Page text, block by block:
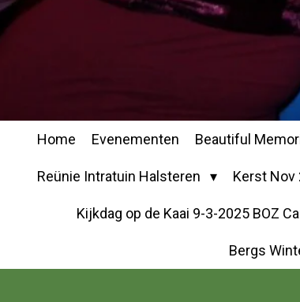
Home Evenementen Beautiful
Reünie Intratuin Halsteren Kerst Nov
Kijkdag op de Kaai 9-3-2025 BOZ
Bergs